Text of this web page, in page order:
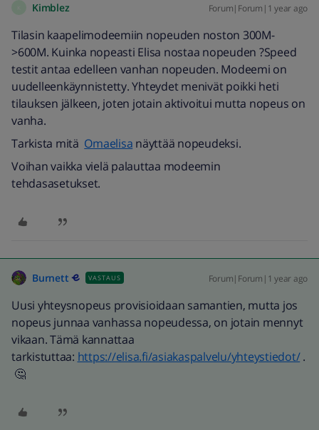
Kimblez Forum|Forum|1 year ago
Tilasin kaapelimodeemiin nopeuden noston 300M-
>600M. Kuinka nopeasti Elisa nostaa nopeuden ?Speed
testit antaa edelleen vanhan nopeuden. Modeemi on
uudelleenkäynnistetty. Yhteydet menivät poikki heti
tilauksen jälkeen, joten jotain aktivoitui mutta nopeus on
vanha.
Tarkista mitä Omaelisa näyttää nopeudeksi.
Voihan vaikka vielä palauttaa modeemin
tehdasasetukset.
Burnett VASTAUS Forum|Forum|1 year ago
Uusi yhteysnopeus provisioidaan samantien, mutta jos
nopeus junnaa vanhassa nopeudessa, on jotain mennyt
vikaan. Tämä kannattaa
tarkistuttaa: https://elisa.fi/asiakaspalvelu/yhteystiedot/.
🤔